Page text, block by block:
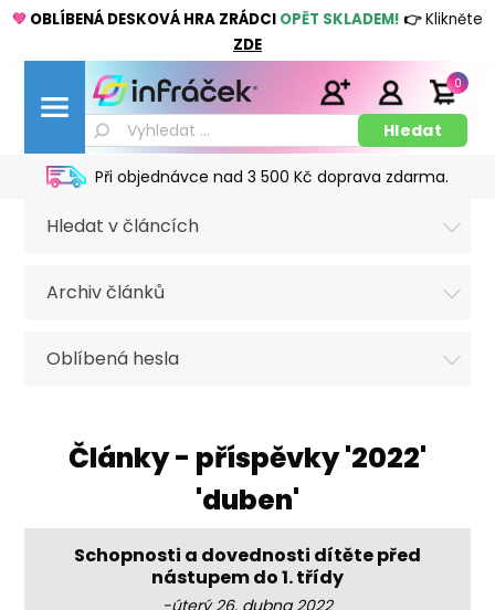
💚 OBLÍBENÁ DESKOVÁ HRA ZRÁDCI OPĚT SKLADEM! 👉Klikněte
ZDE
Při objednávce nad 3 500 Kč doprava zdarma.
0
Hledat v článcích
Archiv článků
Oblíbená hesla
Články - příspěvky '2022'
'duben'
Schopnosti a dovednosti dítěte před
nástupem do 1. třídy
-úterý 26. dubna 2022